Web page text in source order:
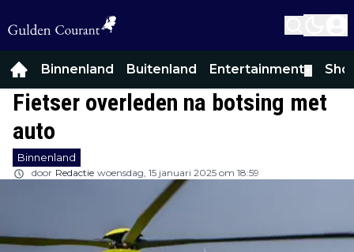
Binnenland Buitenland Entertainment
Fietser overleden na botsing met
auto
Binnenland
door Redactie woensdag, 15 januari 2025 om 18:59